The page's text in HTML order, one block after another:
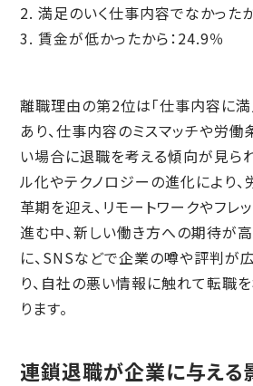
満足のいく仕事内容でなかった
賃金が低かったから：24.9％
離職理由の第2位は「仕事内容に満
あり、仕事内容のミスマッチや労
い場合に退職を考える傾向が見られ
ル化やテクノロジーの進化により
革期を迎え、リモートワークやフレ
進む中、新しい働き方への期待が高
に、SNSなどで企業の噂や評判が
り、自社の悪い情報に触れて転職
ります。
連鎖退職が企業に与える